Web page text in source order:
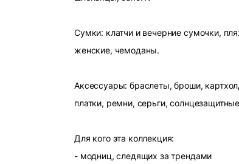
Сумки: клатчи и вечерние сумочки,
женские, чемоданы.
Аксессуары: браслеты, броши,
платки, ремни, серьги,
Для кого эта коллекция:
- модниц, следящих за трендами